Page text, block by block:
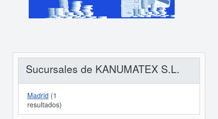
Sucursales de KANUMATEX S.L.
Madrid (1
resultados)